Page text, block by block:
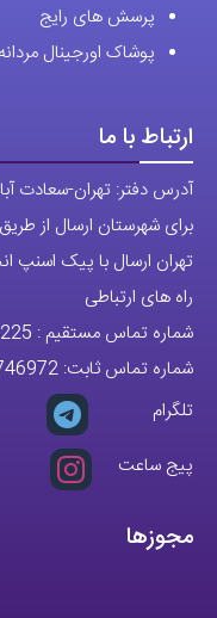
پرسش های رایج
پوشاک اورجینال مردانه
ارتباط با ما
آدرس دفتر: تهران-سعادت آباد-
برای شهرستان ارسال از
تهران ارسال با پیک اسنپ
راه های ارتباطی
شماره تماس مستقیم :
شماره تماس ثابت:
تلگرام
پیج ساعت
مجوزها